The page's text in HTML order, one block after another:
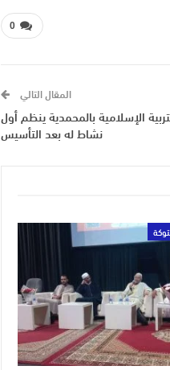
0
المقال التالي
الإسلامية بالمحمدية ينظم أول
نشاط له بعد التأسيس